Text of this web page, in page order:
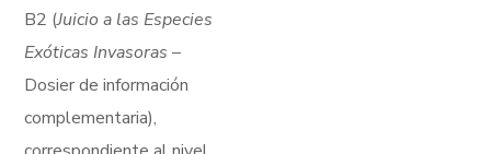
B2 (Juicio a las Especies
Exóticas Invasoras –
Dosier de información
complementaria),